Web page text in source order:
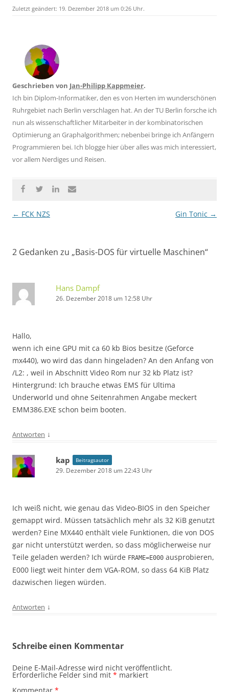
Zuletzt geändert: 19. Dezember 2018 um 0:26 Uhr.
Geschrieben von Jan-Philipp Kappmeier.
Ich bin Diplom-Informatiker, den es von Herten im wunderschönen
Ruhrgebiet nach Berlin verschlagen hat. An derTU Berlin forsche ich
nun alswissenschaftlicher Mitarbeiter in der kombinatorischen
Optimierung an Graphalgorithmen; nebenbei bringe ich Anfängern
Programmieren bei. Ich blogge hier über alles was mich interessiert,
vor allem Nerdiges und Reisen.
Beitragsnavigation
← FCK NZS Gin Tonic →
2 Gedanken zu „Basis-DOS für virtuelle Maschinen“
Hans Dampf
26. Dezember 2018 um 12:58 Uhr
Hallo,
wenn ich eine GPU mit ca 60 kb Bios besitze (Geforce
mx440), wo wird das dann hingeladen? An den Anfang von
/L2: , weil in Abschnitt Video Rom nur 32 kb Platz ist?
Hintergrund: Ich brauche etwas EMS für Ultima
Underworld und ohne Seitenrahmen Angabe meckert
EMM386.EXE schon beim booten.
Antworten ↓
kap Beitragsautor
29. Dezember 2018 um 22:43 Uhr
Ich weiß nicht, wie genau das Video-BIOS in den Speicher
gemappt wird. Müssen tatsächlich mehr als 32 KiB genutzt
werden? Eine MX440 enthält viele Funktionen, die von DOS
gar nicht unterstützt werden, so dass möglicherweise nur
Teile geladen werden? Ich würde FRAME=E000 ausprobieren,
E000 liegt weit hinter dem VGA-ROM, so dass 64 KiB Platz
dazwischen liegen würden.
Antworten ↓
Schreibe einen Kommentar
Deine E-Mail-Adresse wird nicht veröffentlicht.
Erforderliche Felder sind mit * markiert